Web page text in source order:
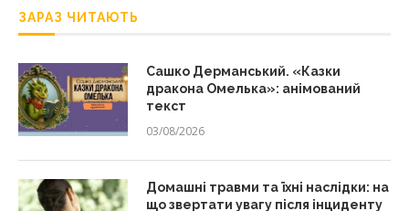
ЗАРАЗ ЧИТАЮТЬ
Сашко Дерманський. «Казки
дракона Омелька»: анімований
текст
03/08/2026
Домашні травми та їхні наслідки: на
що звертати увагу після інциденту